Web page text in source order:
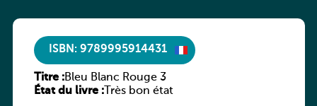
ISBN: 9789995914431
Titre :Bleu Blanc Rouge 3
État du livre :Très bon état